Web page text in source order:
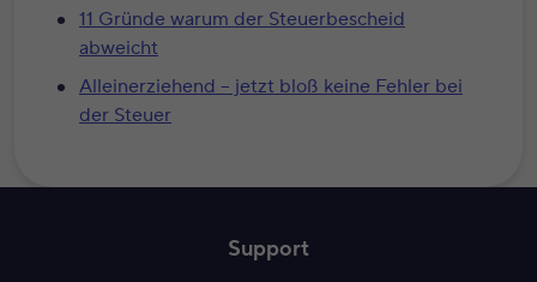
11 Gründe warum der Steuerbescheid
abweicht
Alleinerziehend – jetzt bloß keine Fehler bei
der Steuer
Support